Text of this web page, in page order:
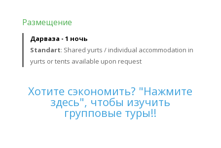
Размещение
Дарваза - 1 ночь
Standart: Shared yurts / individual accommodation in
yurts or tents available upon request
Хотите сэкономить? "Нажмите
здесь", чтобы изучить
групповые туры!!